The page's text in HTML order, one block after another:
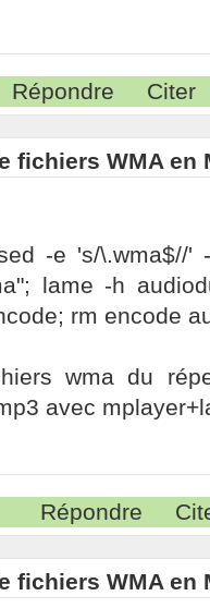
Répondre Citer
fichiers WMA en
-e 's/\.wma$//'
lame -h
rm encode
wma du
avec
Répondre
fichiers WMA en